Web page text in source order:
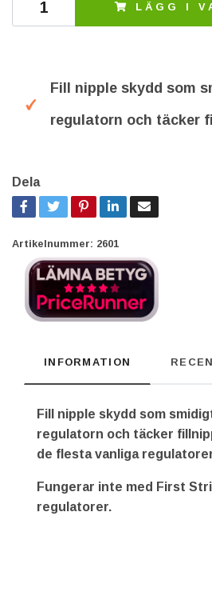
LÄGG I
Fill nipple skydd som
regulatorn och täcker
Dela
Artikelnummer: 2601
INFORMATION
Fill nipple skydd som
regulatorn och täcker
de flesta vanliga
Fungerar inte med First
regulatorer.